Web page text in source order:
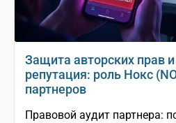
Защита авторских прав
репутация: роль Нокс
партнеров
Правовой аудит партнера: